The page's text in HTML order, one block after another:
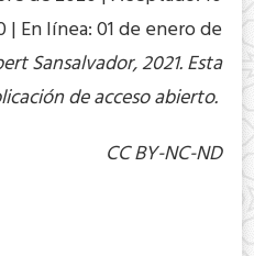
En línea: 01 de enero de
Sansalvador, 2021. Esta
de acceso abierto.
CC BY-NC-ND